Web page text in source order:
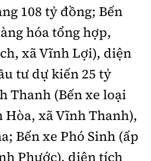
hình thức nếu không có sự
108 tỷ đồng; Bến
hóa tổng hợp,
xã Vĩnh Lợi), diện
tư dự kiến 25 tỷ
Thanh (Bến xe loại
xã Vĩnh Thanh),
Bến xe Phó Sinh (ấp
Phước), diện tích